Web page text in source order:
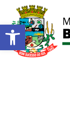
Barra